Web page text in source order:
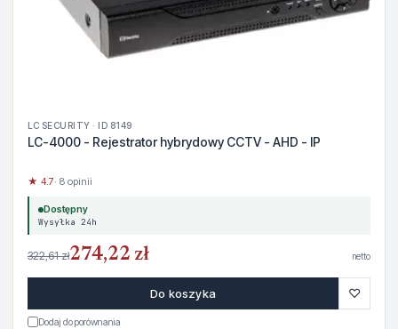
LC SECURITY · ID 8149
LC-4000 - Rejestrator hybrydowy CCTV - AHD - IP
★ 4.7· 8 opinii
Dostępny
Wysyłka 24h
322,61 zł274,22 zł netto
Do koszyka ♡
Dodaj do porównania